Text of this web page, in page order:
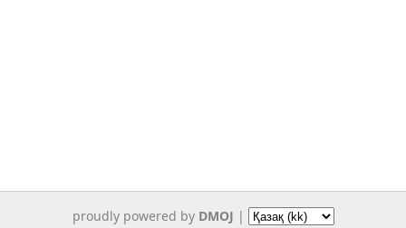
proudly powered by DMOJ |